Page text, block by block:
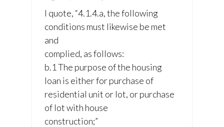
I quote, “4.1.4.a, the following
conditions must likewise be met
and
complied, as follows:
b.1 The purpose of the housing
loan is either for purchase of
residential unit or lot, or purchase
of lot with house
construction;”